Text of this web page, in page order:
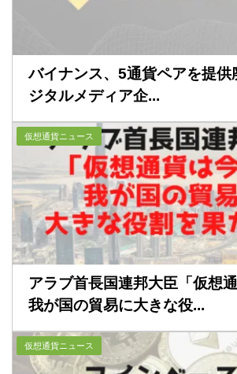
バイナンス、5通貨ペアを提供
ジタルメディア企...
仮想通貨ニュース
アラブ首長国連邦大臣「仮想
我が国の貿易に大きな役...
仮想通貨ニュース